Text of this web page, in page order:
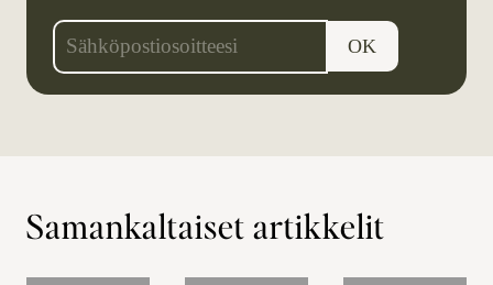
Samankaltaiset artikkelit